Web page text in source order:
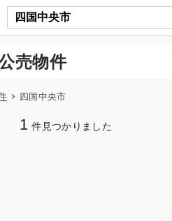
売物件
四国中央市
1 件見つかりました